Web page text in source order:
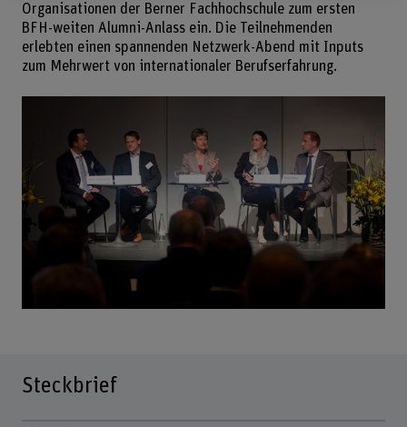
Organisationen der Berner Fachhochschule zum ersten
BFH-weiten Alumni-Anlass ein. Die Teilnehmenden
erlebten einen spannenden Netzwerk-Abend mit Inputs
zum Mehrwert von internationaler Berufserfahrung.
Steckbrief